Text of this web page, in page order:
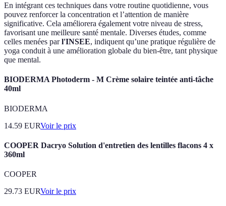
En intégrant ces techniques dans votre routine quotidienne, vous
pouvez renforcer la concentration et l’attention de manière
significative. Cela améliorera également votre niveau de stress,
favorisant une meilleure santé mentale. Diverses études, comme
celles menées parl'INSEE, indiquent qu’une pratique régulière de
yoga conduit à une amélioration globale du bien-être, tant physique
que mental.
BIODERMA Photoderm - M Crème solaire teintée anti-tâche
40ml
BIODERMA
14.59 EURVoir le prix
COOPER Dacryo Solution d'entretien des lentilles flacons 4 x
360ml
COOPER
29.73 EURVoir le prix